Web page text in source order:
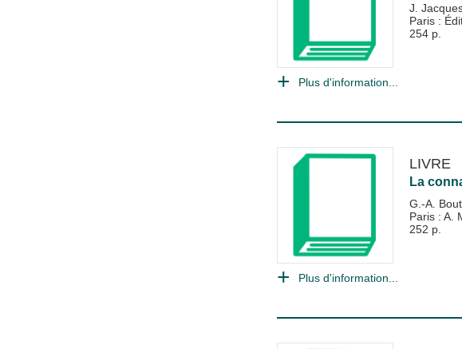
J.
Paris :
254 p.
Plus d'information...
LIVRE
La
G.-A.
Paris : A.
252 p.
Plus d'information...